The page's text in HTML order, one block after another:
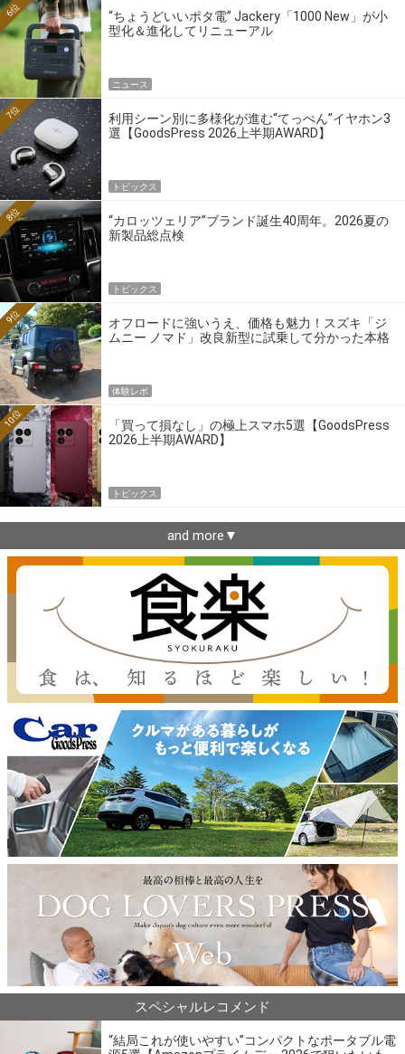
“ちょうどいいポタ電” Jackery「1000 New」が小
型化＆進化してリニューアル
6位
ニュース
利用シーン別に多様化が進む“てっぺん”イヤホン3
選【GoodsPress 2026上半期AWARD】
7位
トピックス
“カロッツェリア”ブランド誕生40周年。2026夏の
新製品総点検
8位
トピックス
オフロードに強いうえ、価格も魅力！スズキ「ジ
ムニー ノマド」改良新型に試乗して分かった本格
9位
体験レポ
「買って損なし」の極上スマホ5選【GoodsPress
2026上半期AWARD】
10位
トピックス
and more▼
スペシャルレコメンド
“結局これが使いやすい”コンパクトなポータブル電